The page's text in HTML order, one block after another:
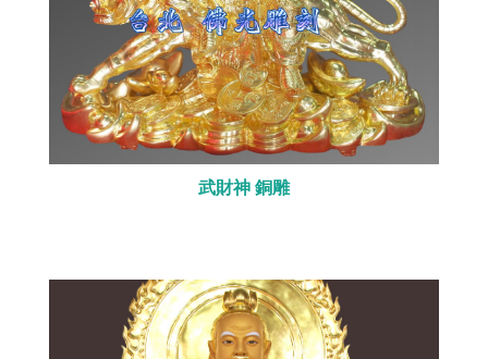
武財神 銅雕